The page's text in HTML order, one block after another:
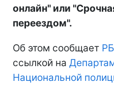
онлайн" или
переездом".
Об этом сообщает
ссылкой на
Национальной